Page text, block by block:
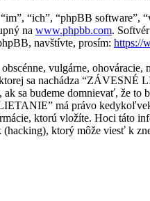
“ich”, “phpBB
na www.phpbb.com.
navštívte, prosím: https://
vulgárne,
sa nachádza “ZÁVESNÉ
sa budeme domnievať, že
má právo
ktorú vložíte. Hoci táto
ktorý môže viesť k